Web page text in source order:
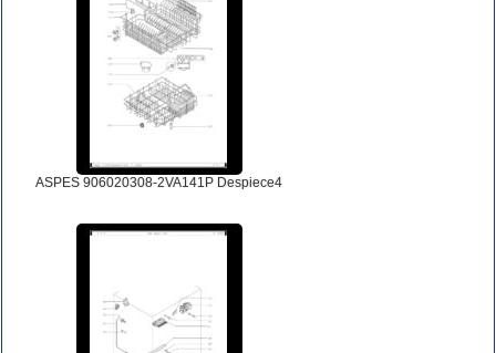
ASPES 906020308-2VA141P Despiece4